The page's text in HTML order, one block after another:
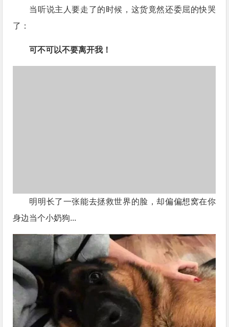
当听说主人要走了的时候，这货竟然还委屈的快哭
了：
可不可以不要离开我！
明明长了一张能去拯救世界的脸，却偏偏想窝在你
身边当个小奶狗...